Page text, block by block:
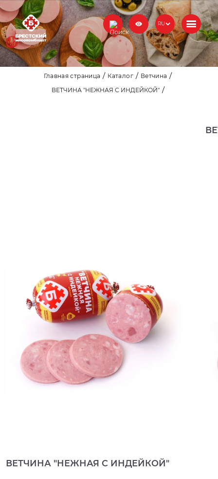
RU
Главная страница Каталог
Ветчина
ВЕТЧИНА "НЕЖНАЯ С ИНДЕЙКОЙ"
ВЕТЧИНА "НЕЖНАЯ С ИНДЕЙКОЙ"